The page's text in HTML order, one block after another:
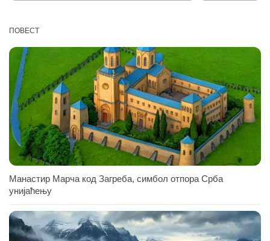
ПОВЕСТ
Манастир Марча код Загреба, симбол отпора Срба
унијаћењу